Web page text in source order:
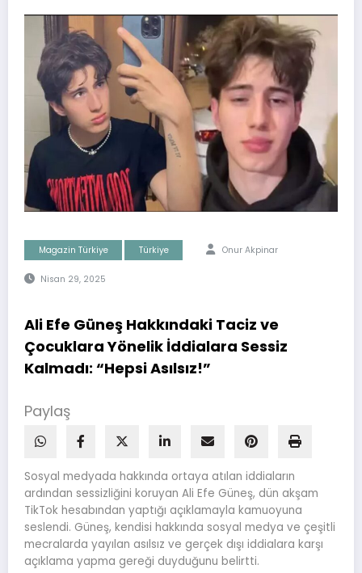
Magazin Türkiye Türkiye Onur Akpinar
Nisan 29, 2025
Ali Efe Güneş Hakkındaki Taciz ve
Çocuklara Yönelik İddialara Sessiz
Kalmadı: “Hepsi Asılsız!”
Paylaş
Sosyal medyada hakkında ortaya atılan iddiaların
ardından sessizliğini koruyan Ali Efe Güneş, dün akşam
TikTok hesabından yaptığı açıklamayla kamuoyuna
seslendi. Güneş, kendisi hakkında sosyal medya ve çeşitli
mecralarda yayılan asılsız ve gerçek dışı iddialara karşı
açıklama yapma gereği duyduğunu belirtti.